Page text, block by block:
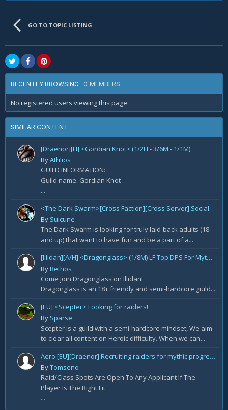
GO TO TOPIC LISTING
RECENTLY BROWSING 0 MEMBERS
No registered users viewing this page.
SIMILAR CONTENT
[Draenor][H] <Gordian Knot> (1/2H - 3/6M - 1/1M)
ByAthlios
GUILD INFORMATION:
Guild name: Gordian Knot
...
<The Dark Swarm>[Cross Faction][Cross Server] Social/Casual/18+ ~ Recreational Alt-o-holics looking to CHILL
By Suicune
The Dark Swarm is looking for truly laid-back adults (18
and up) that want to have fun and be a part of a...
[Illidan][A/H] <Dragonglass> (1/8M) LF Top DPS For Mythic Raid Prog and All Classes For Mythic+ / Season 2
ByRethos
Come join Dragonglass on Illidan!
Dragonglass is an 18+ friendly and semi-hardcore guild...
[EU] <Scepter> Looking for raiders!
By Sparse
Scepter is a guild with a semi-hardcore mindset, We aim
to clear all content on Heroic difficulty. When we can...
Aero [EU][Draenor] Recruiting raiders for mythic progression!
ByTomseno
Raid/Class Spots Are Open To Any Applicant If The
Player Is The Right Fit
...